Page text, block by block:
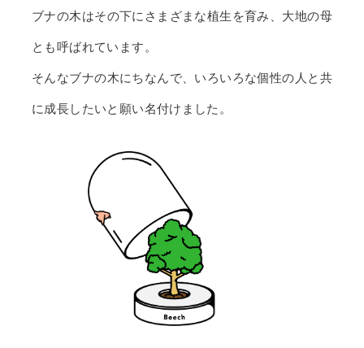
ブナの木はその下にさまざまな植生を育み、大地の母
とも呼ばれています。
そんなブナの木にちなんで、いろいろな個性の人と共
に成長したいと願い名付けました。